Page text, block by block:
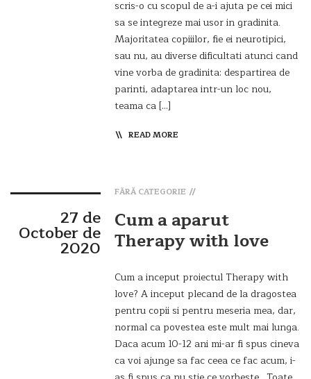
scris-o cu scopul de a-i ajuta pe cei mici
sa se integreze mai usor in gradinita.
Majoritatea copiiilor, fie ei neurotipici,
sau nu, au diverse dificultati atunci cand
vine vorba de gradinita: despartirea de
parinti, adaptarea intr-un loc nou,
teama ca […]
READ MORE
27 de
October de
2020
FĂRĂ CATEGORIE
Cum a aparut
Therapy with love
Cum a inceput proiectul Therapy with
love? A inceput plecand de la dragostea
pentru copii si pentru meseria mea, dar,
normal ca povestea este mult mai lunga.
Daca acum 10-12 ani mi-ar fi spus cineva
ca voi ajunge sa fac ceea ce fac acum, i-